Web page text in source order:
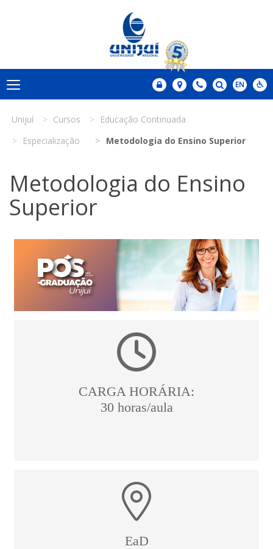
Unijuí Cursos
Educação Continuada
Especialização
Metodologia do Ensino Superior
Metodologia do Ensino
Superior